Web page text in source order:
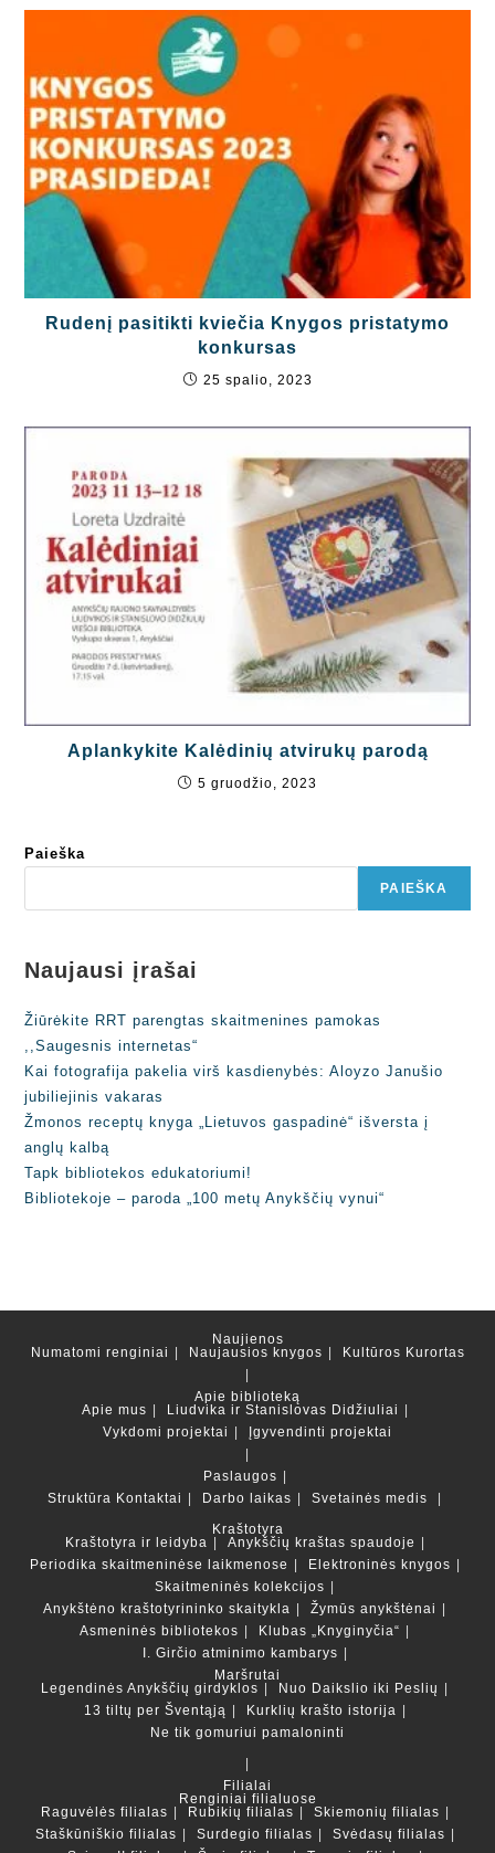
Rudenį pasitikti kviečia Knygos pristatymo
konkursas
25 spalio, 2023
Aplankykite Kalėdinių atvirukų parodą
5 gruodžio, 2023
Paieška
PAIEŠKA
Naujausi įrašai
Žiūrėkite RRT parengtas skaitmenines pamokas
,,Saugesnis internetas“
Kai fotografija pakelia virš kasdienybės: Aloyzo Janušio
jubiliejinis vakaras
Žmonos receptų knyga „Lietuvos gaspadinė“ išversta į
anglų kalbą
Tapk bibliotekos edukatoriumi!
Bibliotekoje – paroda „100 metų Anykščių vynui“
Naujienos
Numatomi renginiai
Naujausios knygos Kultūros Kurortas
Apie biblioteką
Apie mus
Liudvika ir Stanislovas Didžiuliai
Vykdomi projektai
Įgyvendinti projektai
Paslaugos
Struktūra Kontaktai Darbo laikas
Svetainės medis
Kraštotyra
Kraštotyra ir leidyba
Anykščių kraštas spaudoje
Periodika skaitmeninėse laikmenose
Elektroninės knygos
Skaitmeninės kolekcijos
Anykštėno kraštotyrininko skaitykla
Žymūs anykštėnai
Asmeninės bibliotekos
Klubas „Knyginyčia“
I. Girčio atminimo kambarys
Maršrutai
Legendinės Anykščių girdyklos
Nuo Daikslio iki Peslių
13 tiltų per Šventąją
Kurklių krašto istorija
Ne tik gomuriui pamaloninti
Filialai
Renginiai filialuose
Raguvėlės filialas
Rubikių filialas
Skiemonių filialas
Staškūniškio filialas
Surdegio filialas
Svėdasų filialas